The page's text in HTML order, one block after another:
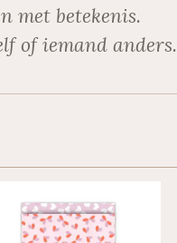
met betekenis.
of iemand anders.